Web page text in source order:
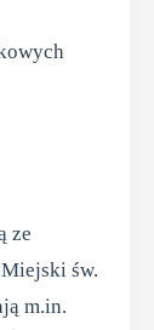
ze
św.
m.in.